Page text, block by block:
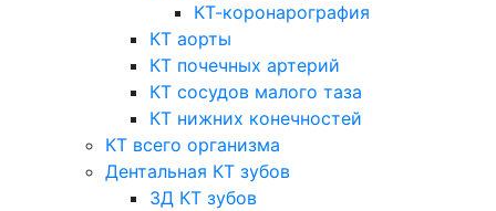
КТ-коронарография
КТ аорты
КТ почечных артерий
КТ сосудов малого таза
КТ нижних конечностей
КТ всего организма
Дентальная КТ зубов
3Д КТ зубов